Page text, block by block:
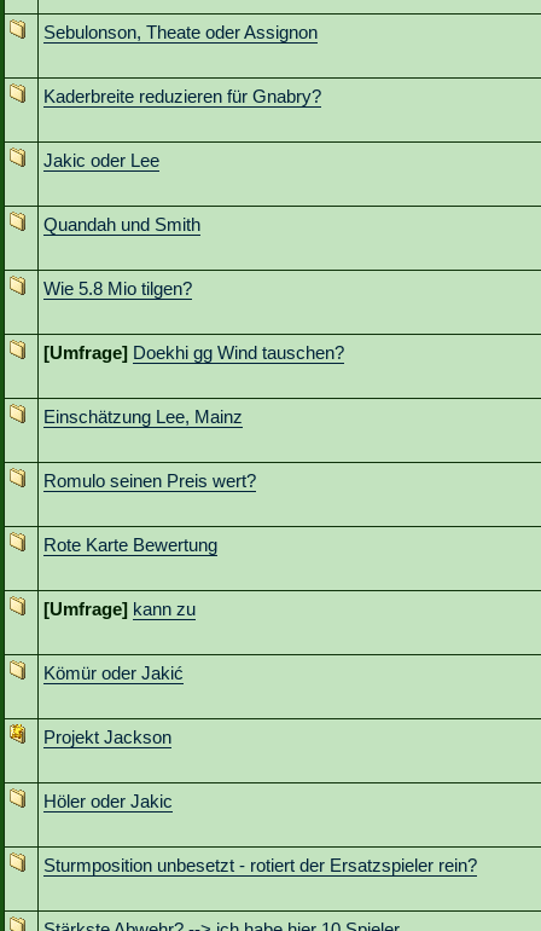
Sebulonson, Theate oder Assignon
Kaderbreite reduzieren für Gnabry?
Jakic oder Lee
Quandah und Smith
Wie 5.8 Mio tilgen?
[Umfrage] Doekhi gg Wind tauschen?
Einschätzung Lee, Mainz
Romulo seinen Preis wert?
Rote Karte Bewertung
[Umfrage] kann zu
Kömür oder Jakić
Projekt Jackson
Höler oder Jakic
Sturmposition unbesetzt - rotiert der Ersatzspieler rein?